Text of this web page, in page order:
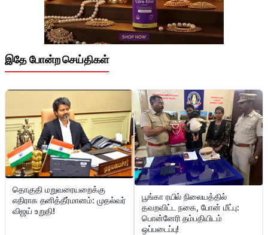
இதே போன்ற செய்திகள்
தொகுதி மறுவரையறைக்கு
எதிராக தனித்தீர்மானம்: முதல்வர்
விஜய் உறுதி!
பூங்கா ரயில் நிலையத்தில்
தவறவிட்ட நகை, போன் மீட்பு:
பொன்னேரி தம்பதியிடம்
ஒப்படைப்பு!